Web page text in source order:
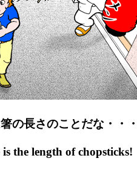
の長さのことだな・・・
the length of chopsticks!